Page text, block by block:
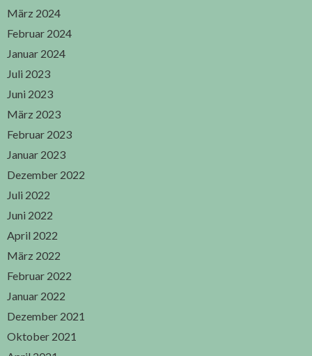
März 2024
Februar 2024
Januar 2024
Juli 2023
Juni 2023
März 2023
Februar 2023
Januar 2023
Dezember 2022
Juli 2022
Juni 2022
April 2022
März 2022
Februar 2022
Januar 2022
Dezember 2021
Oktober 2021